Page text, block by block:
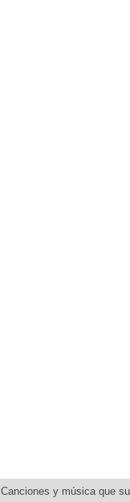
Canciones y música que